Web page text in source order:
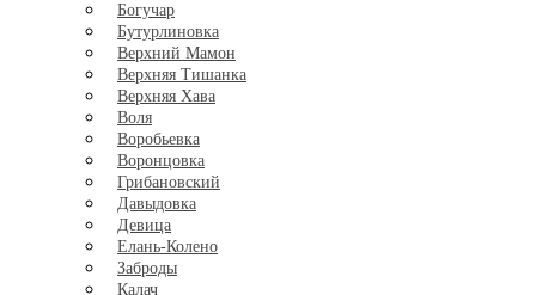
Богучар
Бутурлиновка
Верхний Мамон
Верхняя Тишанка
Верхняя Хава
Воля
Воробьевка
Воронцовка
Грибановский
Давыдовка
Девица
Елань-Колено
Заброды
Калач